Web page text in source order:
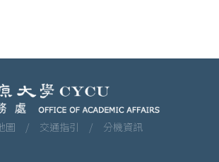
圖 / 交通指引 / 分機資訊